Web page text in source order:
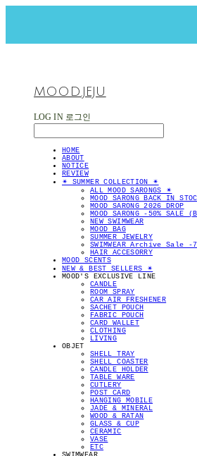
MOOD.JEJU
LOG IN 로그인
HOME
ABOUT
NOTICE
REVIEW
✴︎ SUMMER COLLECTION ✴︎
ALL MOOD SARONGS ✴︎
MOOD SARONG BACK IN
MOOD SARONG 2026 DROP
MOOD SARONG -50% SALE
NEW SWIMWEAR
MOOD BAG
SUMMER JEWELRY
SWIMWEAR Archive Sale -
HAIR ACCESORRY
MOOD SCENTS
NEW & BEST SELLERS ✴︎
MOOD'S EXCLUSIVE LINE
CANDLE
ROOM SPRAY
CAR AIR FRESHENER
SACHET POUCH
FABRIC POUCH
CARD WALLET
CLOTHING
LIVING
OBJET
SHELL TRAY
SHELL COASTER
CANDLE HOLDER
TABLE WARE
CUTLERY
POST CARD
HANGING MOBILE
JADE & MINERAL
WOOD & RATAN
GLASS & CUP
CERAMIC
VASE
ETC